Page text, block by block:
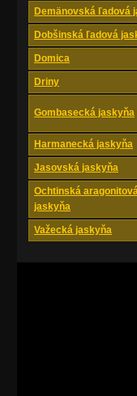
Demänovská ľadová
Dobšinská ľadová
Domica
Driny
Gombasecká jaskyňa
Harmanecká jaskyňa
Jasovská jaskyňa
Ochtinská
jaskyňa
Važecká jaskyňa